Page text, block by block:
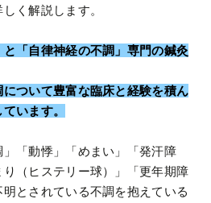
く解説します。
「自律神経の不調」専門の鍼灸
ついて豊富な臨床と経験を積ん
います。
」「動悸」「めまい」「発汗障
（ヒステリー球）」「更年期障
とされている不調を抱えている